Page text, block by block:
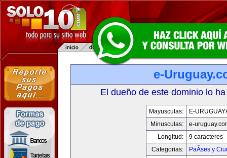
e-
El dueño de este dominio lo
Mayusculas:
E-
Minusculas:
e-
Longitud:
9 caracteres
Categorias:
PaÃ­ses y